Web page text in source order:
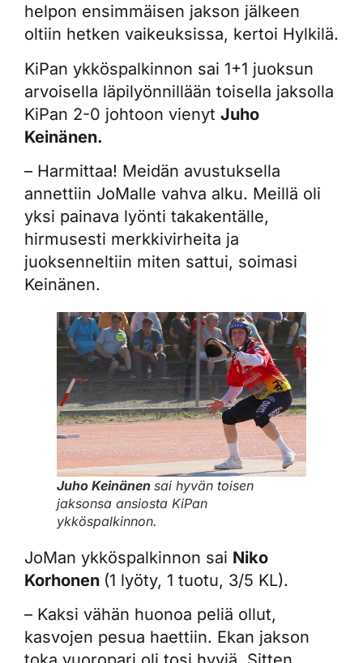
helpon ensimmäisen jakson jälkeen
oltiin hetken vaikeuksissa, kertoi Hylkilä.
KiPan ykköspalkinnon sai 1+1 juoksun
arvoisella läpilyönnillään toisella jaksolla
KiPan 2-0 johtoon vienyt Juho
Keinänen.
– Harmittaa! Meidän avustuksella
annettiin JoMalle vahva alku. Meillä oli
yksi painava lyönti takakentälle,
hirmusesti merkkivirheita ja
juoksenneltiin miten sattui, soimasi
Keinänen.
Juho Keinänen sai hyvän toisen
jaksonsa ansiosta KiPan
ykköspalkinnon.
JoMan ykköspalkinnon sai Niko
Korhonen (1 lyöty, 1 tuotu, 3/5 KL).
– Kaksi vähän huonoa peliä ollut,
kasvojen pesua haettiin. Ekan jakson